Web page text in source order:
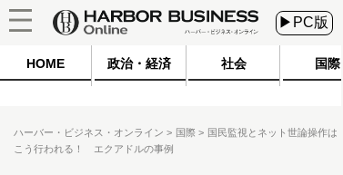
▶PC版
HOME 政治・経済 社会 国際
ハーバー・ビジネス・オンライン 国際
国民監視とネット世論操作は
こう行われる！ エクアドルの事例